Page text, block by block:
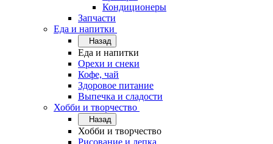
Кондиционеры
Запчасти
Еда и напитки
Назад
Еда и напитки
Орехи и снеки
Кофе, чай
Здоровое питание
Выпечка и сладости
Хобби и творчество
Назад
Хобби и творчество
Рисование и лепка